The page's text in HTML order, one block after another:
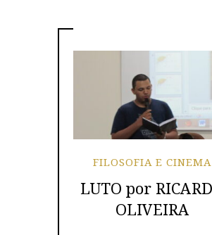
FILOSOFIA E CINEMA
LUTO por
OLIVEIRA